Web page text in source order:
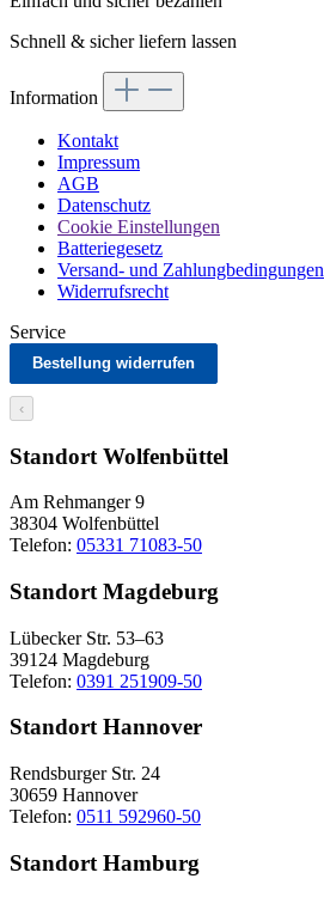
Schnell & sicher liefern lassen
Information
Kontakt
Impressum
AGB
Datenschutz
Cookie Einstellungen
Batteriegesetz
Versand- und Zahlungbedingungen
Widerrufsrecht
Service
Bestellung widerrufen
‹
Standort Wolfenbüttel
Am Rehmanger 9
38304 Wolfenbüttel
Telefon: 05331 71083-50
Standort Magdeburg
Lübecker Str. 53–63
39124 Magdeburg
Telefon: 0391 251909-50
Standort Hannover
Rendsburger Str. 24
30659 Hannover
Telefon: 0511 592960-50
Standort Hamburg